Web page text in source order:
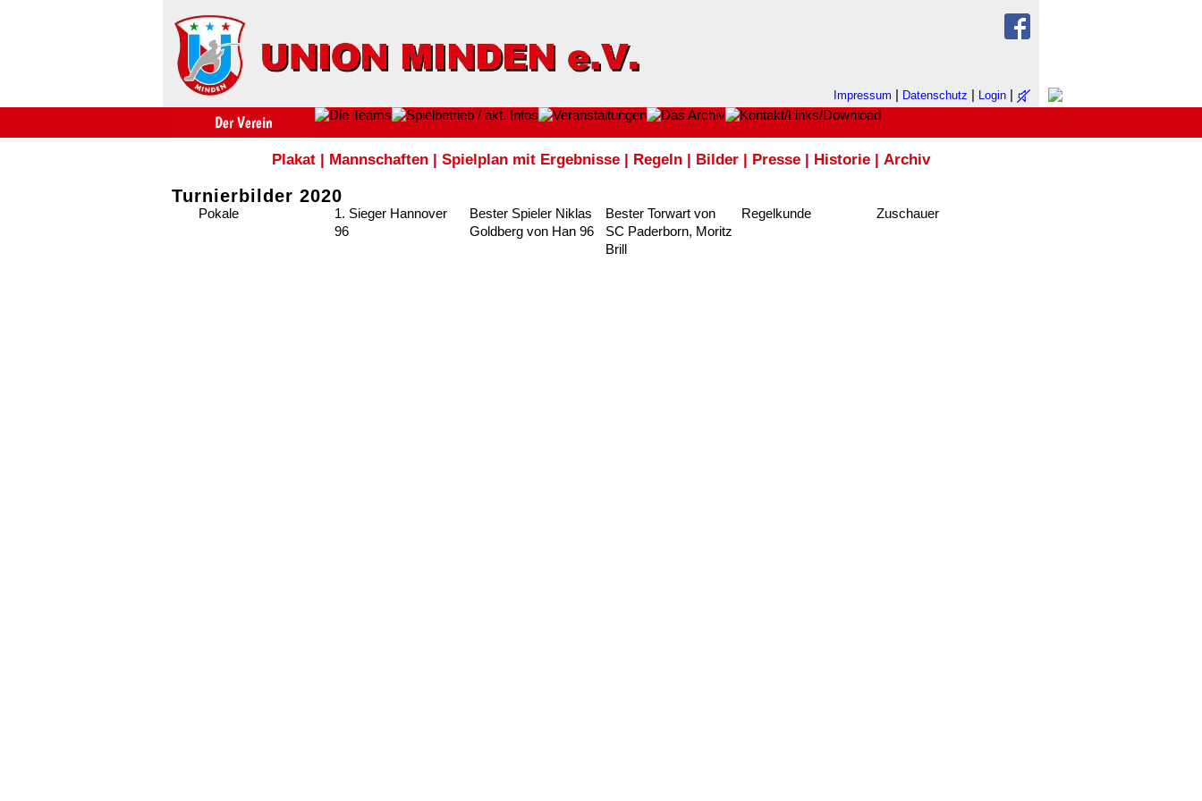
Impressum | Datenschutz | Login |
Plakat | Mannschaften | Spielplan mit Ergebnisse | Regeln | Bilder | Presse | Historie | Archiv
Turnierbilder 2020
Pokale
1. Sieger Hannover
96
Bester Spieler Niklas
Goldberg von Han 96
Bester Torwart von
SC Paderborn, Moritz
Brill
Regelkunde Zuschauer